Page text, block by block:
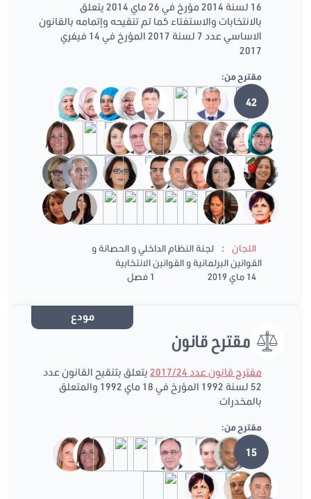
16 لسنة 2014 مؤرخ في 26 ماي 2014 يتعلق
بالانتخابات والاستفتاء كما تم تنقيحه وإتمامه بالقانون
الاساسي عدد 7 لسنة 2017 المؤرخ في 14 فيفري
2017
مقترح من:
42
اللجان :
لجنة النظام الداخلي و الحصانة و
القوانين البرلمانية و القوانين الانتخابية
14 ماي 2019
1 فصل
مودع
مقترح قانون
مقترح قانون عدد 2017/24
يتعلق بتنقيح القانون عدد
52 لسنة 1992 المؤرخ في 18 ماي 1992 والمتعلق
بالمخدرات
مقترح من:
15